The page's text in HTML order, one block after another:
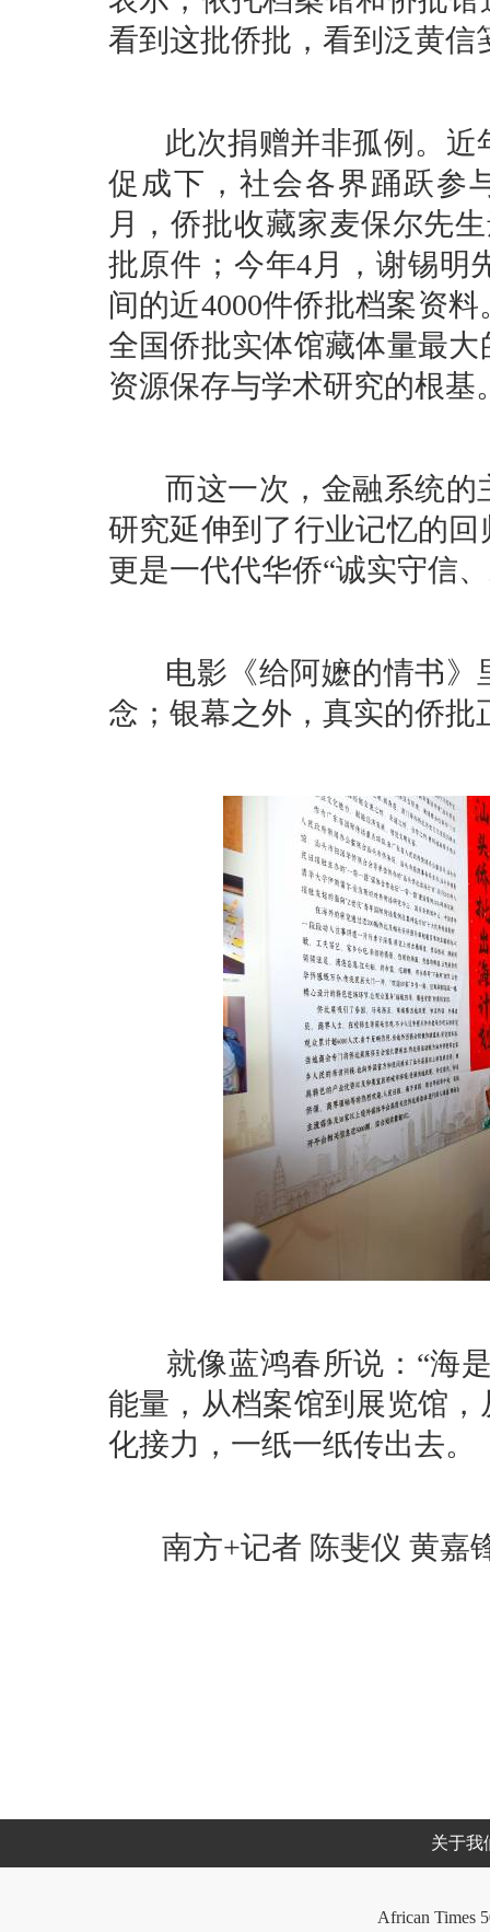
看到这批侨批，看到泛黄
此次捐赠并非孤例。近
促成下，社会各界踊跃参
月，侨批收藏家麦保尔先
批原件；今年4月，谢锡明
间的近4000件侨批档案资
全国侨批实体馆藏体量最
资源保存与学术研究的根基
而这一次，金融系统的
研究延伸到了行业记忆的
更是一代代华侨“诚实守信
电影《给阿嬷的情书》
念；银幕之外，真实的侨
就像蓝鸿春所说：“海是
能量，从档案馆到展览馆
化接力，一纸一纸传出去。
南方+记者 陈斐仪 黄嘉
关于我
African Times